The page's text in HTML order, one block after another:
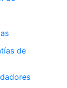
de